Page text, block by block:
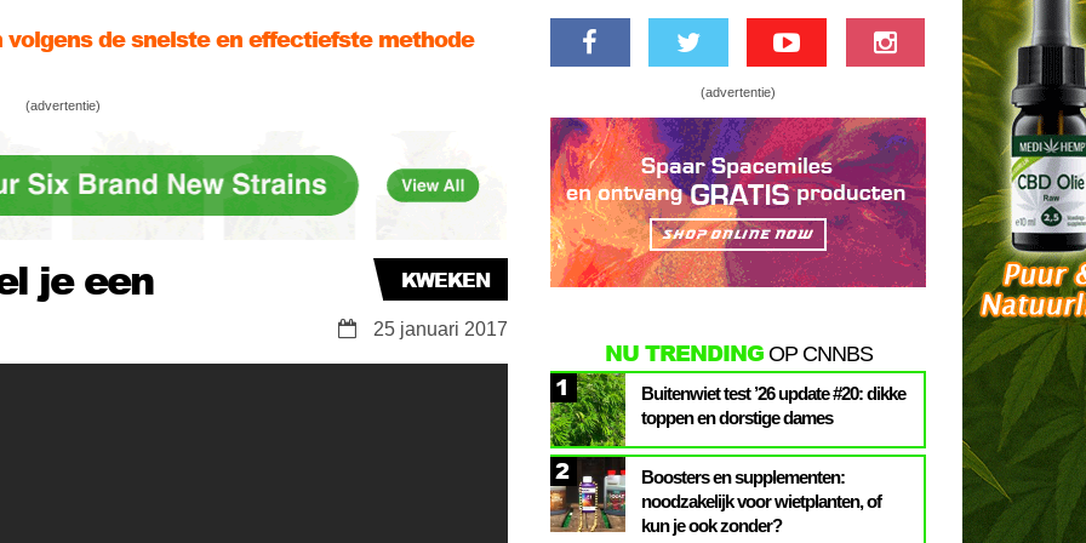
volgens de snelste en effectiefste methode
je een SCROG
oogsten én meer opbrengst uit één en
(advertentie)
je een
KWEKEN
25 januari 2017
(advertentie)
NU TRENDINGOP CNNBS
1
Buitenwiet test ’26 update #20: dikke
toppen en dorstige dames
2
Boosters en supplementen:
noodzakelijk voor wietplanten, of
kun je ook zonder?